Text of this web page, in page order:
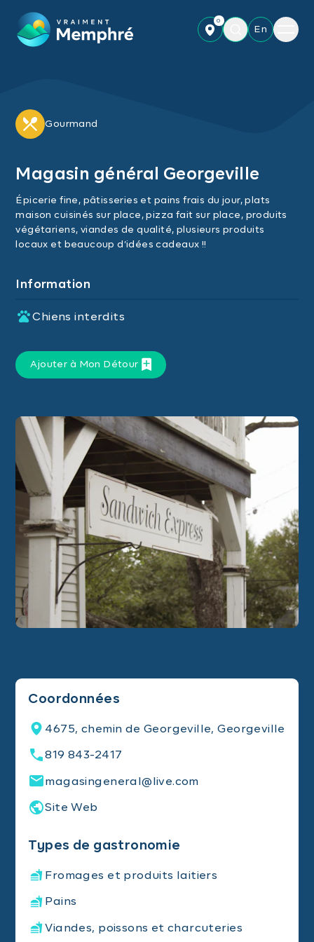
0
En
Menu
Gourmand
Magasin général Georgeville
Épicerie fine, pâtisseries et pains frais du jour, plats
maison cuisinés sur place, pizza fait sur place, produits
végétariens, viandes de qualité, plusieurs produits
locaux et beaucoup d’idées cadeaux !!
Information
Chiens interdits
Ajouter à Mon Détour
Coordonnées
4675, chemin de Georgeville, Georgeville
819 843-2417
magasingeneral@live.com
Site Web
Types de gastronomie
Fromages et produits laitiers
Pains
Viandes, poissons et charcuteries